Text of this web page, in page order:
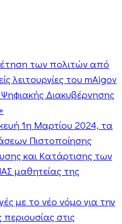
των πολιτών από
λειτουργίες του mAigov
Διακυβέρνησης
1η Μαρτίου 2024, τα
Πιστοποίησης
και Κατάρτισης των
μαθητείας της
με το νέο νόμο για την
στις